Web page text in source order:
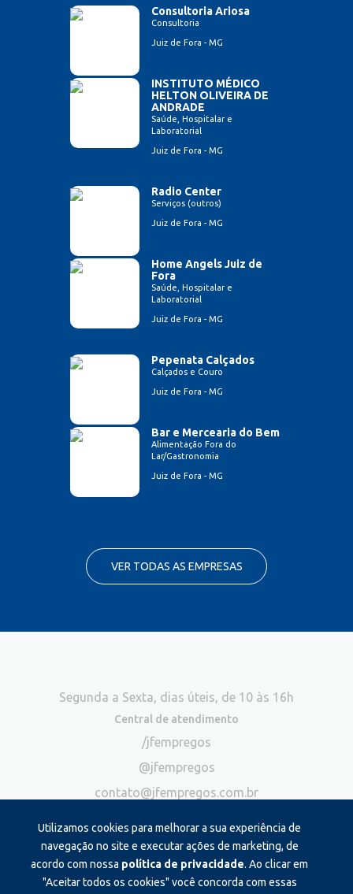
Consultoria Ariosa
Consultoria
Juiz de Fora - MG
INSTITUTO MÉDICO
HELTON OLIVEIRA DE
ANDRADE
Saúde, Hospitalar e
Laboratorial
Juiz de Fora - MG
Radio Center
Serviços (outros)
Juiz de Fora - MG
Home Angels Juiz de
Fora
Saúde, Hospitalar e
Laboratorial
Juiz de Fora - MG
Pepenata Calçados
Calçados e Couro
Juiz de Fora - MG
Bar e Mercearia do Bem
Alimentação Fora do
Lar/Gastronomia
Juiz de Fora - MG
VER TODAS AS EMPRESAS
Utilizamos cookies para melhorar a sua experiência de
navegação no site e executar ações de marketing, de
acordo com nossa política de privacidade. Ao clicar em
"Aceitar todos os cookies" você concorda com essas
Segunda a Sexta, dias úteis, de 10 às 16h
Central de atendimento
/jfempregos
@jfempregos
contato@jfempregos.com.br
Publicidade
*Exclusivo para atendimento via chat. Não atendemos ligações neste
canal